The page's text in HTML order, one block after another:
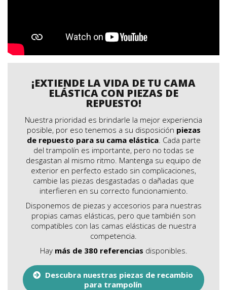
¡EXTIENDE LA VIDA DE TU CAMA
ELÁSTICA CON PIEZAS DE
REPUESTO!
Nuestra prioridad es brindarle la mejor experiencia
posible, por eso tenemos a su disposición piezas
de repuesto para su cama elástica. Cada parte
del trampolín es importante, pero no todas se
desgastan al mismo ritmo. Mantenga su equipo de
exterior en perfecto estado sin complicaciones,
cambie las piezas desgastadas o dañadas que
interfieren en su correcto funcionamiento.
Disponemos de piezas y accesorios para nuestras
propias camas elásticas, pero que también son
compatibles con las camas elásticas de nuestra
competencia.
Hay más de 380 referencias disponibles.
Descubra nuestras piezas de recambio
para trampolín